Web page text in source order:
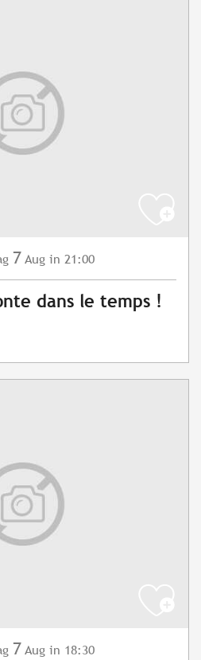
7 Aug in 21:00
dans le temps !
7 Aug in 18:30